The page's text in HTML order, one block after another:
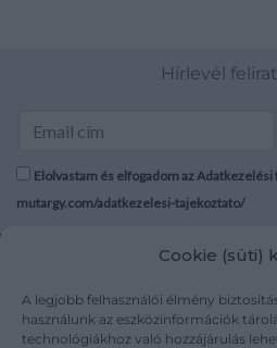
Cookie (süti)
A legjobb felhasználói élmény
használunk az eszközinformációk
technológiákhoz való hozzájárulás
Hírlevél
Elolvastam és elfogadom az
mutargy.com/adatkezelesi-tajekoztato/
Karrier
Kapcsolat